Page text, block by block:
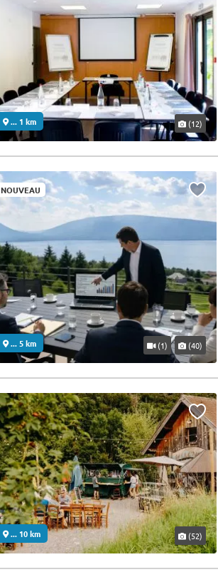
... 1 km (12)
NOUVEAU
... 5 km (1) (40)
... 10 km (52)